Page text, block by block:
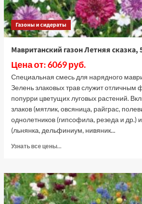
Газоны и сидераты
Мавританский газон Летняя
Цена от: 6069 руб.
Специальная смесь для нарядного
Зелень злаковых трав служит отличным
попурри цветущих луговых растений.
злаков (мятлик, овсяница, райграс,
однолетников (гипсофила, резеда и др.)
(льнянка, дельфиниум, нивяник...
Узнать все цены...
Мавританский
газон
Летняя
сказка,